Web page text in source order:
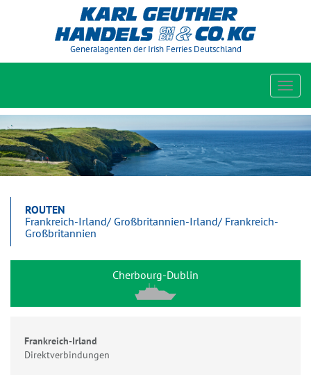
Generalagenten der Irish Ferries Deutschland
ROUTEN
Frankreich-Irland/ Großbritannien-Irland/ Frankreich-
Großbritannien
Cherbourg-Dublin
Frankreich-Irland
Direktverbindungen